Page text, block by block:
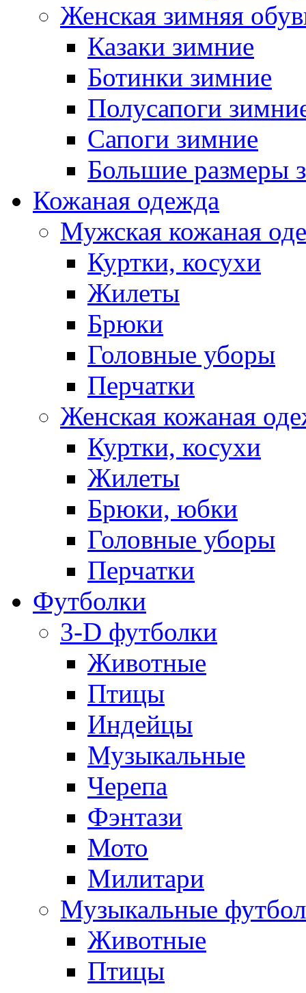
Женская зимняя
Казаки зимние
Ботинки зимние
Полусапоги
Сапоги зимние
Большие размеры
Кожаная одежда
Мужская кожаная
Куртки, косухи
Жилеты
Брюки
Головные уборы
Перчатки
Женская кожаная
Куртки, косухи
Жилеты
Брюки, юбки
Головные уборы
Перчатки
Футболки
3-D футболки
Животные
Птицы
Индейцы
Музыкальные
Черепа
Фэнтази
Мото
Милитари
Музыкальные
Животные
Птицы